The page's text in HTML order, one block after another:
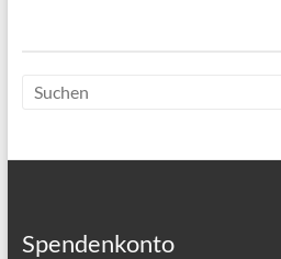
Spendenkonto